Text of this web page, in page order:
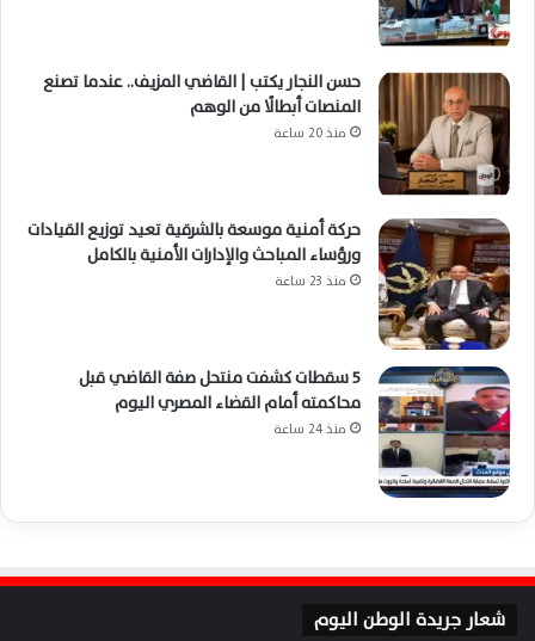
حسن النجار يكتب | القاضي المزيف.. عندما تصنع
المنصات أبطالًا من الوهم
منذ 20 ساعة
حركة أمنية موسعة بالشرقية تعيد توزيع القيادات
ورؤساء المباحث والإدارات الأمنية بالكامل
منذ 23 ساعة
5 سقطات كشفت منتحل صفة القاضي قبل
محاكمته أمام القضاء المصري اليوم
منذ 24 ساعة
شعار جريدة الوطن اليوم